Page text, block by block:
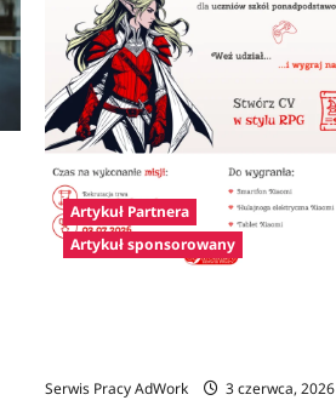
Artykuł Partnera
Artykuł sponsorowany
Serwis Pracy AdWork
3 czerwca, 2026